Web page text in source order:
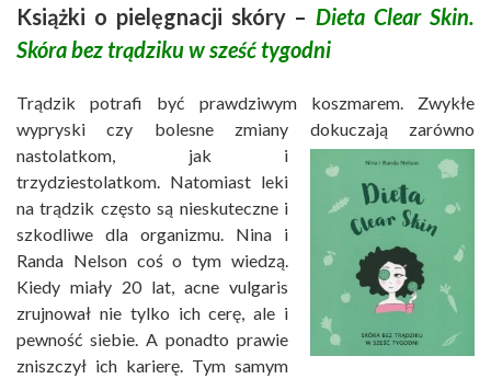
Książki o pielęgnacji skóry –Dieta Clear Skin.
Skóra bez trądziku w sześć tygodni
Trądzik potrafi być prawdziwym koszmarem. Zwykłe
wypryski czy bolesne zmiany dokuczają zarówno
nastolatkom, jak i
trzydziestolatkom. Natomiast leki
na trądzik często są nieskuteczne i
szkodliwe dla organizmu. Nina i
Randa Nelson coś o tym wiedzą.
Kiedy miały 20 lat, acne vulgaris
zrujnował nie tylko ich cerę, ale i
pewność siebie. A ponadto prawie
zniszczył ich karierę. Tym samym